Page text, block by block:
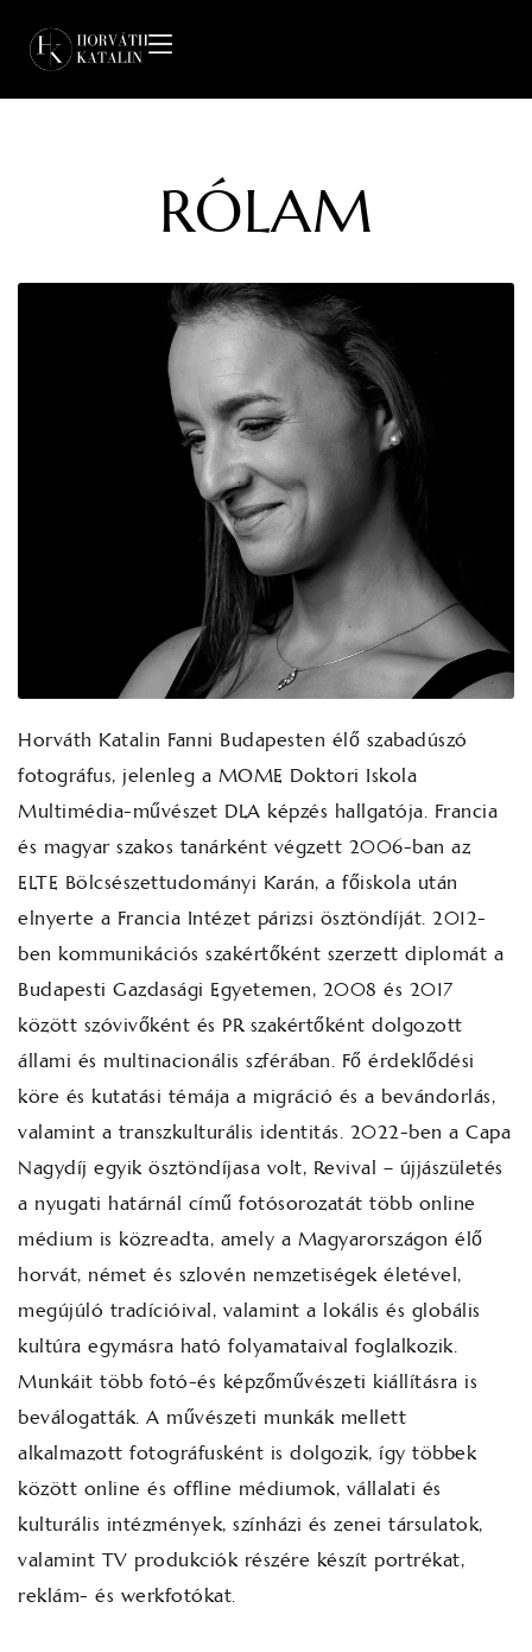
RÓLAM
Horváth Katalin Fanni Budapesten élő szabadúszó
fotográfus, jelenleg a MOME Doktori Iskola
Multimédia-művészet DLA képzés hallgatója. Francia
és magyar szakos tanárként végzett 2006-ban az
ELTE Bölcsészettudományi Karán, a főiskola után
elnyerte a Francia Intézet párizsi ösztöndíját. 2012-
ben kommunikációs szakértőként szerzett diplomát a
Budapesti Gazdasági Egyetemen, 2008 és 2017
között szóvivőként és PR szakértőként dolgozott
állami és multinacionális szférában. Fő érdeklődési
köre és kutatási témája a migráció és a bevándorlás,
valamint a transzkulturális identitás. 2022-ben a Capa
Nagydíj egyik ösztöndíjasa volt, Revival – újjászületés
a nyugati határnál című fotósorozatát több online
médium is közreadta, amely a Magyarországon élő
horvát, német és szlovén nemzetiségek életével,
megújúló tradícióival, valamint a lokális és globális
kultúra egymásra ható folyamataival foglalkozik.
Munkáit több fotó-és képzőművészeti kiállításra is
beválogatták. A művészeti munkák mellett
alkalmazott fotográfusként is dolgozik, így többek
között online és offline médiumok, vállalati és
kulturális intézmények, színházi és zenei társulatok,
valamint TV produkciók részére készít portrékat,
reklám- és werkfotókat.